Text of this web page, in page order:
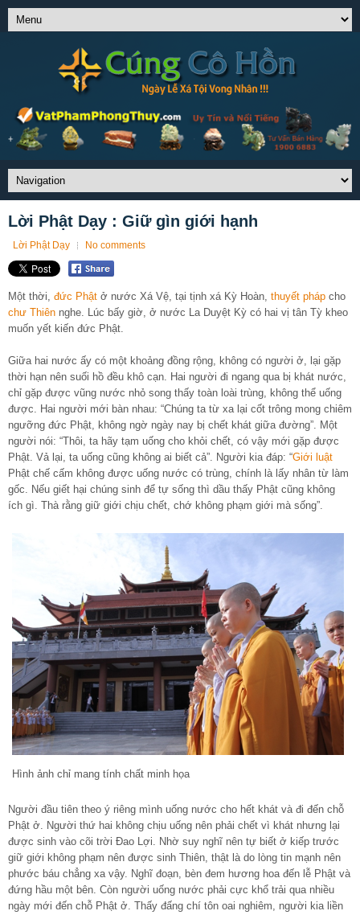
Lời Phật Dạy : Giữ gìn giới hạnh
Lời Phật Dạy No comments
Một thời, đức Phật ở nước Xá Vệ, tại tịnh xá Kỳ Hoàn, thuyết pháp cho
chư Thiên nghe. Lúc bấy giờ, ở nước La Duyệt Kỳ có hai vị tân Tỳ kheo
muốn yết kiến đức Phật.
Giữa hai nước ấy có một khoảng đồng rộng, không có người ở, lại gặp
thời hạn nên suối hồ đều khô cạn. Hai người đi ngang qua bị khát nước,
chỉ gặp được vũng nước nhỏ song thấy toàn loài trùng, không thể uống
được. Hai người mới bàn nhau: “Chúng ta từ xa lại cốt trông mong chiêm
ngưỡng đức Phật, không ngờ ngày nay bị chết khát giữa đường”. Một
người nói: “Thôi, ta hãy tạm uống cho khỏi chết, có vậy mới gặp được
Phật. Vả lại, ta uống cũng không ai biết cả”. Người kia đáp: “Giới luật
Phật chế cấm không được uống nước có trùng, chính là lấy nhân từ làm
gốc. Nếu giết hại chúng sinh để tự sống thì dầu thấy Phật cũng không
ích gì. Thà rằng giữ giới chịu chết, chớ không phạm giới mà sống”.
Hình ảnh chỉ mang tính chất minh họa
Người đầu tiên theo ý riêng mình uống nước cho hết khát và đi đến chỗ
Phật ở. Người thứ hai không chịu uống nên phải chết vì khát nhưng lại
được sinh vào cõi trời Đao Lợi. Nhờ suy nghĩ nên tự biết ở kiếp trước
giữ giới không phạm nên được sinh Thiên, thật là do lòng tin mạnh nên
phước báu chẳng xa vậy. Nghĩ đoạn, bèn đem hương hoa đến lễ Phật và
đứng hầu một bên. Còn người uống nước phải cực khổ trải qua nhiều
ngày mới đến chỗ Phật ở. Thấy đấng chí tôn oai nghiêm, người kia liền